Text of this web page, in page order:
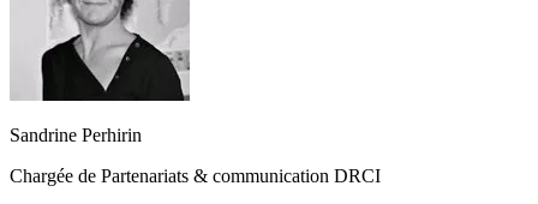
Sandrine Perhirin
Chargée de Partenariats & communication DRCI